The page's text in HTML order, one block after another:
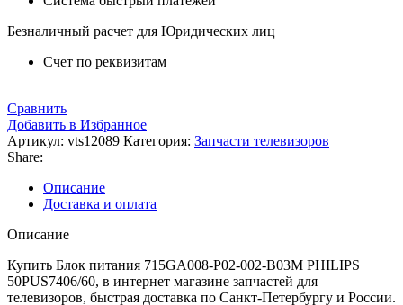
Безналичный расчет для Юридических лиц
Счет по реквизитам
Сравнить
Добавить в Избранное
Артикул: vts12089 Категория: Запчасти телевизоров
Share:
Описание
Доставка и оплата
Описание
Купить Блок питания 715GA008-P02-002-B03M PHILIPS
50PUS7406/60, в интернет магазине запчастей для
телевизоров, быстрая доставка по Санкт-Петербургу и России.